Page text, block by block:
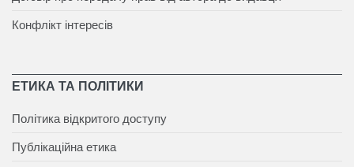
Конфлікт інтересів
ЕТИКА ТА ПОЛІТИКИ
Політика відкритого доступу
Публікаційна етика